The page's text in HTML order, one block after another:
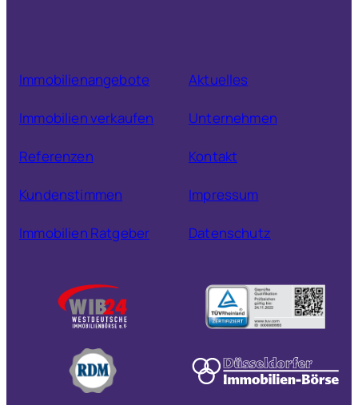
Immobilienangebote
Immobilien verkaufen
Referenzen
Kundenstimmen
Immobilien Ratgeber
Aktuelles
Unternehmen
Kontakt
Impressum
Datenschutz